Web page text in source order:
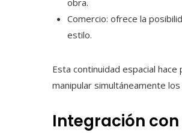
obra.
Comercio: ofrece la
estilo.
Esta continuidad espacial
manipular simultáneamente
Integración